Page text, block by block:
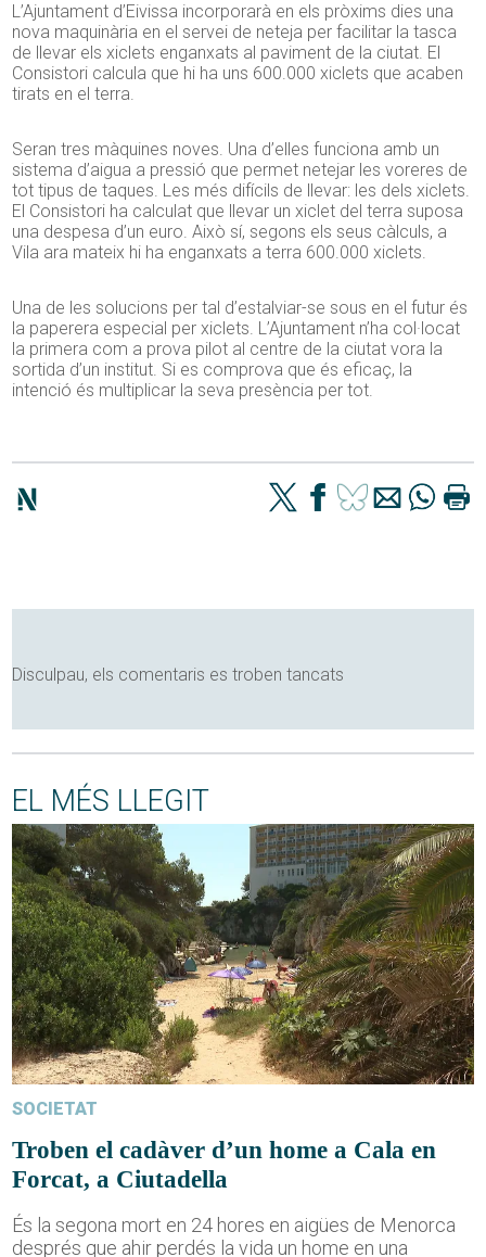
L’Ajuntament d’Eivissa incorporarà en els pròxims dies una
nova maquinària en el servei de neteja per facilitar la tasca
de llevar els xiclets enganxats al paviment de la ciutat. El
Consistori calcula que hi ha uns 600.000 xiclets que acaben
tirats en el terra.
Seran tres màquines noves. Una d’elles funciona amb un
sistema d’aigua a pressió que permet netejar les voreres de
tot tipus de taques. Les més difícils de llevar: les dels xiclets.
El Consistori ha calculat que llevar un xiclet del terra suposa
una despesa d’un euro. Això sí, segons els seus càlculs, a
Vila ara mateix hi ha enganxats a terra 600.000 xiclets.
Una de les solucions per tal d’estalviar-se sous en el futur és
la paperera especial per xiclets. L’Ajuntament n’ha col·locat
la primera com a prova pilot al centre de la ciutat vora la
sortida d’un institut. Si es comprova que és eficaç, la
intenció és multiplicar la seva presència per tot.
Disculpau, els comentaris es troben tancats
EL MÉS LLEGIT
SOCIETAT
Troben el cadàver d’un home a Cala en
Forcat, a Ciutadella
És la segona mort en 24 hores en aigües de Menorca
després que ahir perdés la vida un home en una